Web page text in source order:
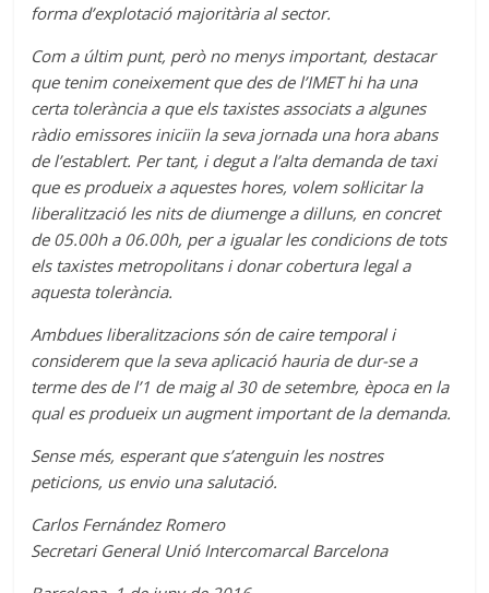
forma d’explotació majoritària al sector.
Com a últim punt, però no menys important, destacar
que tenim coneixement que des de l’IMET hi ha una
certa tolerància a que els taxistes associats a algunes
ràdio emissores iniciïn la seva jornada una hora abans
de l’establert. Per tant, i degut a l’alta demanda de taxi
que es produeix a aquestes hores, volem sol·licitar la
liberalització les nits de diumenge a dilluns, en concret
de 05.00h a 06.00h, per a igualar les condicions de tots
els taxistes metropolitans i donar cobertura legal a
aquesta tolerància.
Ambdues liberalitzacions són de caire temporal i
considerem que la seva aplicació hauria de dur-se a
terme des de l’1 de maig al 30 de setembre, època en la
qual es produeix un augment important de la demanda.
Sense més, esperant que s’atenguin les nostres
peticions, us envio una salutació.
Carlos Fernández Romero
Secretari General Unió Intercomarcal Barcelona